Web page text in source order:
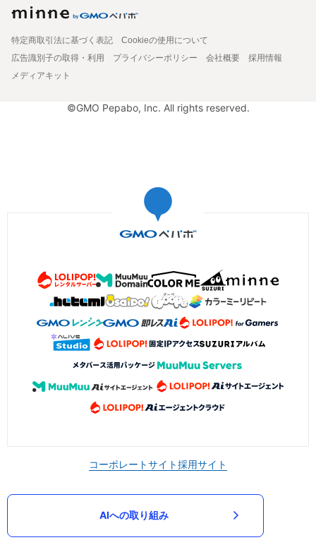
特定商取引法に基づく表記
Cookieの使用について
広告識別子の取得・利用
プライバシーポリシー 会社概要
採用情報
メディアキット
©GMO Pepabo, Inc. All rights reserved.
コーポレートサイト採用サイト
AIへの取り組み